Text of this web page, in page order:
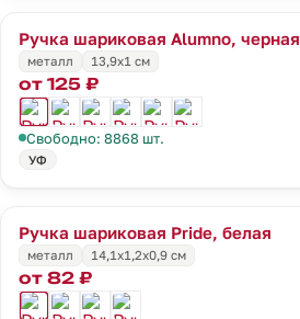
Ручка шариковая Alumno, черная
металл
13,9х1 см
от 125 ₽
Свободно: 8868 шт.
УФ
Ручка шариковая Pride, белая
металл
14,1х1,2х0,9 см
от 82 ₽